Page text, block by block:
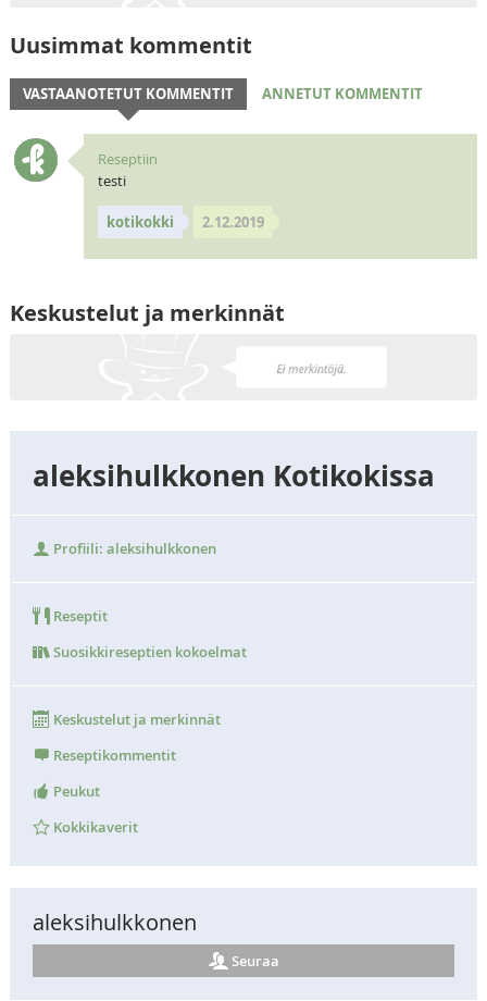
Uusimmat kommentit
VASTAANOTETUT KOMMENTIT ANNETUT KOMMENTIT
Reseptiin
testi
kotikokki 2.12.2019
Keskustelut ja merkinnät
aleksihulkkonen Kotikokissa
Profiili: aleksihulkkonen
Reseptit
Suosikkireseptien kokoelmat
Keskustelut ja merkinnät
Reseptikommentit
Peukut
Kokkikaverit
aleksihulkkonen
Seuraa